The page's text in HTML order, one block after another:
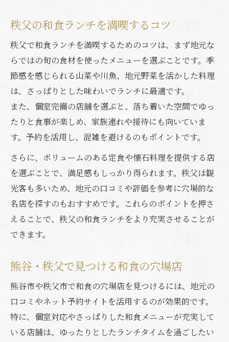
秩父の和食ランチを満喫するコツ
秩父で和食ランチを満喫するためのコツは、まず地元な
らではの旬の食材を使ったメニューを選ぶことです。季
節感を感じられる山菜や川魚、地元野菜を活かした料理
は、さっぱりとした味わいでランチに最適です。
また、個室完備の店舗を選ぶと、落ち着いた空間でゆっ
たりと食事が楽しめ、家族連れや接待にも向いていま
す。予約を活用し、混雑を避けるのもポイントです。
さらに、ボリュームのある定食や懐石料理を提供する店
を選ぶことで、満足感もしっかり得られます。秩父は観
光客も多いため、地元の口コミや評価を参考に穴場的な
名店を探すのもおすすめです。これらのポイントを押さ
えることで、秩父の和食ランチをより充実させることが
できます。
熊谷・秩父で見つける和食の穴場店
熊谷市や秩父市で和食の穴場店を見つけるには、地元の
口コミやネット予約サイトを活用するのが効果的です。
特に、個室対応やさっぱりした和食メニューが充実して
いる店舗は、ゆったりとしたランチタイムを過ごしたい